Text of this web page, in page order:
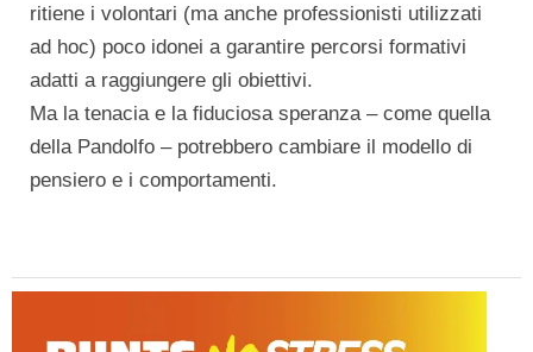
ritiene i volontari (ma anche professionisti utilizzati
ad hoc) poco idonei a garantire percorsi formativi
adatti a raggiungere gli obiettivi.
Ma la tenacia e la fiduciosa speranza – come quella
della Pandolfo – potrebbero cambiare il modello di
pensiero e i comportamenti.